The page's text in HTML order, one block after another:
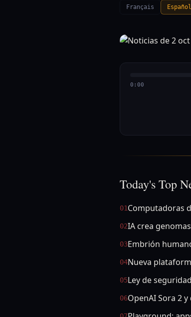
Français Español
0:00
Today's Top
01Computadoras
02IA crea
03Embrión
04Nueva
05Ley de
06OpenAI Sora 2